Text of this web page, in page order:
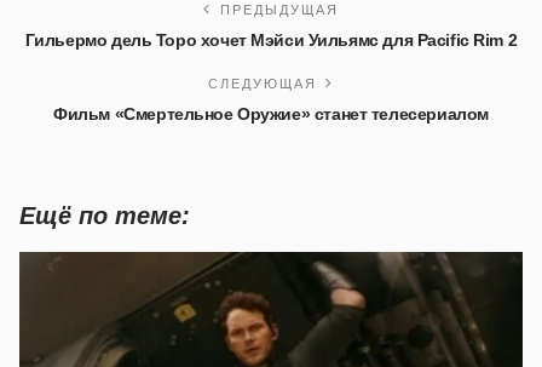
ПРЕДЫДУЩАЯ
Гильермо дель Торо хочет Мэйси Уильямс для Pacific Rim 2
СЛЕДУЮЩАЯ
Фильм «Смертельное Оружие» станет телесериалом
Ещё по теме: